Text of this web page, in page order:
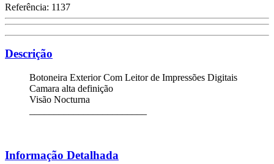
Referência: 1137
Descrição
Botoneira Exterior Com Leitor de Impressões Digitais
Camara alta definição
Visão Nocturna
Informação Detalhada